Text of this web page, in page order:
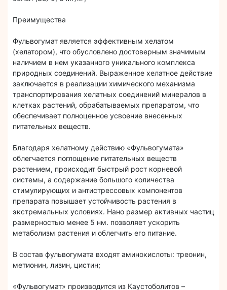
Преимущества
Фульвогумат является эффективным хелатом
(хелатором), что обусловлено достоверным значимым
наличием в нем указанного уникального комплекса
природных соединений. Выраженное хелатное действие
заключается в реализации химического механизма
транспортирования хелатных соединений минералов в
клетках растений, обрабатываемых препаратом, что
обеспечивает полноценное усвоение внесенных
питательных веществ.
Благодаря хелатному действию «Фульвогумата»
облегчается поглощение питательных веществ
растением, происходит быстрый рост корневой
системы, а содержание большого количества
стимулирующих и антистрессовых компонентов
препарата повышает устойчивость растения в
экстремальных условиях. Нано размер активных частиц
размерностью менее 5 нм. позволяет ускорить
метаболизм растения и облегчить его питание.
В состав фульвогумата входят аминокислоты: треонин,
метионин, лизин, цистин;
«Фульвогумат» производится из Каустоболитов –